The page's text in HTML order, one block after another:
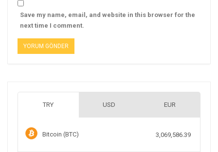
Save my name, email, and website in this browser for the
next time I comment.
TRY USD EUR
Bitcoin (BTC) 3,069,586.39